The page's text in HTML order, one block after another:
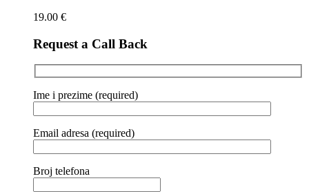
19.00 €
Request a Call Back
Ime i prezime (required)
Email adresa (required)
Broj telefona